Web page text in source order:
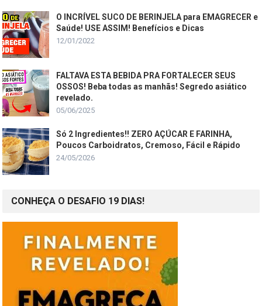
O INCRÍVEL SUCO DE BERINJELA para EMAGRECER e
Saúde! USE ASSIM! Benefícios e Dicas
12/01/2022
FALTAVA ESTA BEBIDA PRA FORTALECER SEUS
OSSOS! Beba todas as manhãs! Segredo asiático
revelado.
05/06/2025
Só 2 Ingredientes!! ZERO AÇÚCAR E FARINHA,
Poucos Carboidratos, Cremoso, Fácil e Rápido
24/05/2026
CONHEÇA O DESAFIO 19 DIAS!